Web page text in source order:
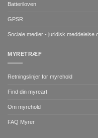
Batteriloven
GPSR
Sociale medier - juridisk meddelelse
MYRETRÆF
Retningslinjer for myrehold
Find din myreart
Om myrehold
FAQ Myrer